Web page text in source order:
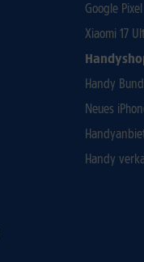
Google
Xiaomi 17
Handy
Neues
Handy